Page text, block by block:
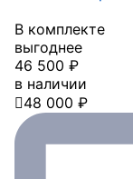
В комплекте
выгоднее
46 500 ₽
в наличии
48 000 ₽